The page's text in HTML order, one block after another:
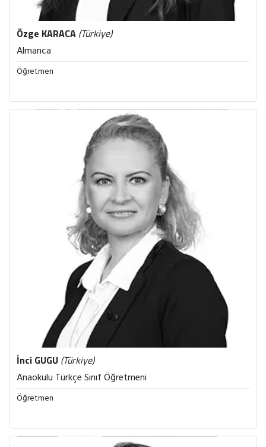
Özge KARACA (Türkiye)
Almanca
Öğretmen
İnci GUGU (Türkiye)
Anaokulu Türkçe Sınıf Öğretmeni
Öğretmen